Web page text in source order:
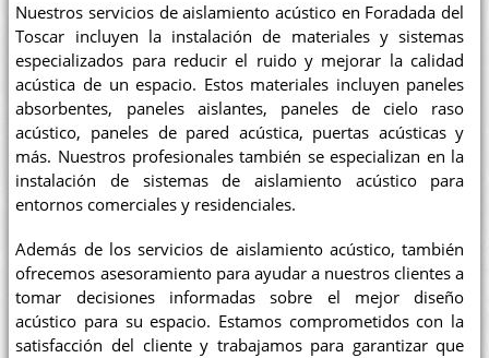
Nuestros servicios de aislamiento acústico en Foradada del
Toscar incluyen la instalación de materiales y sistemas
especializados para reducir el ruido y mejorar la calidad
acústica de un espacio. Estos materiales incluyen paneles
absorbentes, paneles aislantes, paneles de cielo raso
acústico, paneles de pared acústica, puertas acústicas y
más. Nuestros profesionales también se especializan en la
instalación de sistemas de aislamiento acústico para
entornos comerciales y residenciales.
Además de los servicios de aislamiento acústico, también
ofrecemos asesoramiento para ayudar a nuestros clientes a
tomar decisiones informadas sobre el mejor diseño
acústico para su espacio. Estamos comprometidos con la
satisfacción del cliente y trabajamos para garantizar que